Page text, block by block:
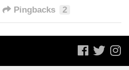
Pingbacks 2